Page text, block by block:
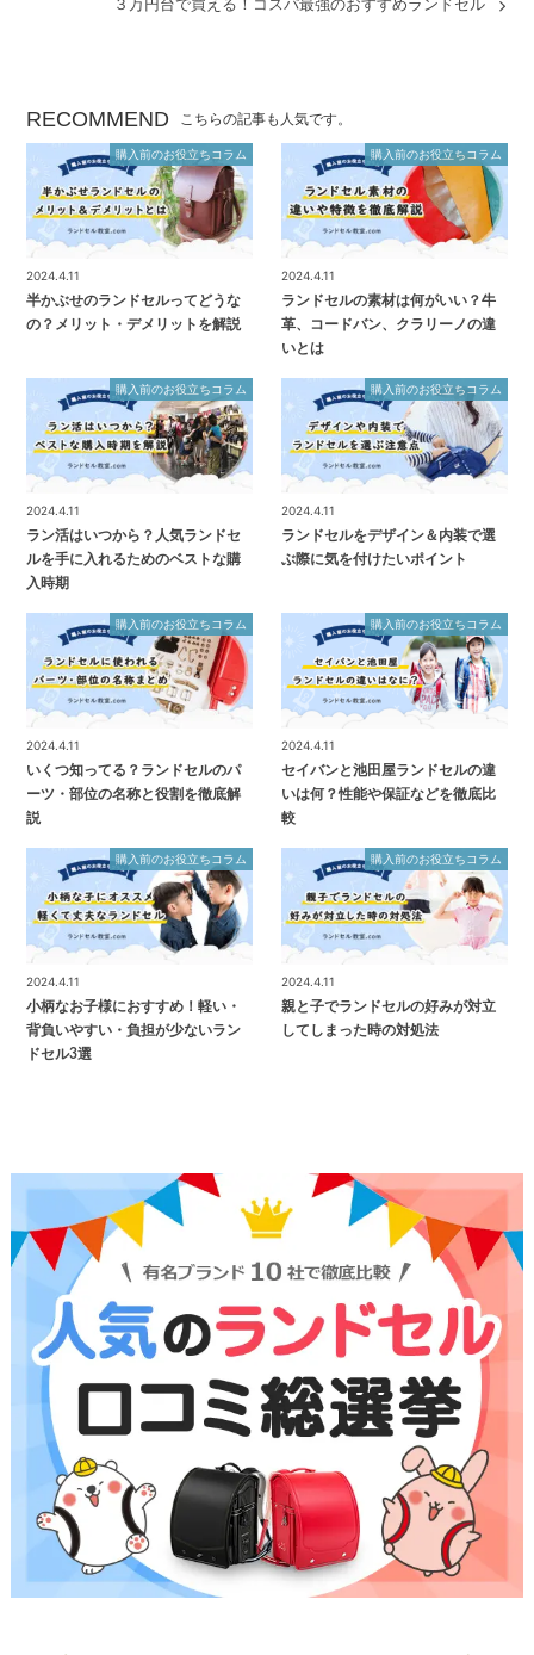
３万円台で買える！コスパ最強のおすすめランドセル
RECOMMEND こちらの記事も人気です。
購入前のお役立ちコラム
2024.4.11
半かぶせのランドセルってどうな
の？メリット・デメリットを解説
購入前のお役立ちコラム
2024.4.11
ランドセルの素材は何がいい？牛
革、コードバン、クラリーノの違
いとは
購入前のお役立ちコラム
2024.4.11
ラン活はいつから？人気ランドセ
ルを手に入れるためのベストな購
入時期
購入前のお役立ちコラム
2024.4.11
ランドセルをデザイン＆内装で選
ぶ際に気を付けたいポイント
購入前のお役立ちコラム
2024.4.11
いくつ知ってる？ランドセルのパ
ーツ・部位の名称と役割を徹底解
説
購入前のお役立ちコラム
2024.4.11
セイバンと池田屋ランドセルの違
いは何？性能や保証などを徹底比
較
購入前のお役立ちコラム
2024.4.11
小柄なお子様におすすめ！軽い・
背負いやすい・負担が少ないラン
ドセル3選
購入前のお役立ちコラム
2024.4.11
親と子でランドセルの好みが対立
してしまった時の対処法